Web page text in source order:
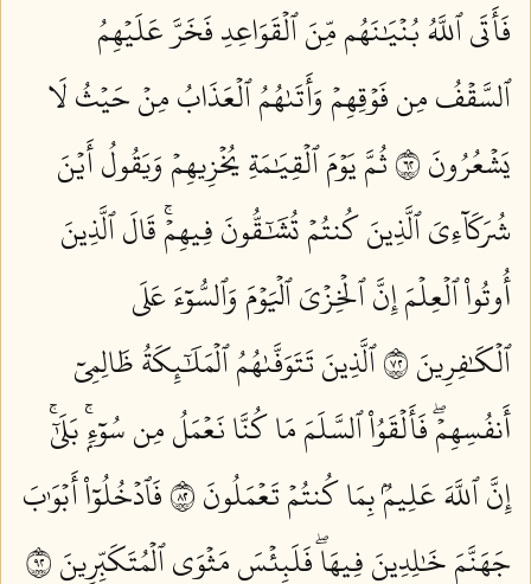
فَأَتَى ٱللَّهُ بُنۡيَٰنَهُم مِّنَ ٱلۡقَوَاعِدِ فَخَرَّ عَلَيۡهِمُ
ٱلسَّقۡفُ مِن فَوۡقِهِمۡ وَأَتَىٰهُمُ ٱلۡعَذَابُ مِنۡ حَيۡثُ لَا
يَشۡعُرُونَ ٢٦
ثُمَّ يَوۡمَ ٱلۡقِيَٰمَةِ يُخۡزِيهِمۡ وَيَقُولُ أَيۡنَ
شُرَكَآءِيَ ٱلَّذِينَ كُنتُمۡ تُشَٰٓقُّونَ فِيهِمۡۚ قَالَ ٱلَّذِينَ
أُوتُواْ ٱلۡعِلۡمَ إِنَّ ٱلۡخِزۡيَ ٱلۡيَوۡمَ وَٱلسُّوٓءَ عَلَى
ٱلۡكَٰفِرِينَ ٢٧
ٱلَّذِينَ تَتَوَفَّىٰهُمُ ٱلۡمَلَٰٓئِكَةُ ظَالِمِيٓ
أَنفُسِهِمۡۖ فَأَلۡقَوُاْ ٱلسَّلَمَ مَا كُنَّا نَعۡمَلُ مِن سُوٓءِۭۚ بَلَىٰٓۚ
إِنَّ ٱللَّهَ عَلِيمُۢ بِمَا كُنتُمۡ تَعۡمَلُونَ ٢٨
فَٱدۡخُلُوٓاْ أَبۡوَٰبَ
جَهَنَّمَ خَٰلِدِينَ فِيهَاۖ فَلَبِئۡسَ مَثۡوَى ٱلۡمُتَكَبِّرِينَ ٢٩